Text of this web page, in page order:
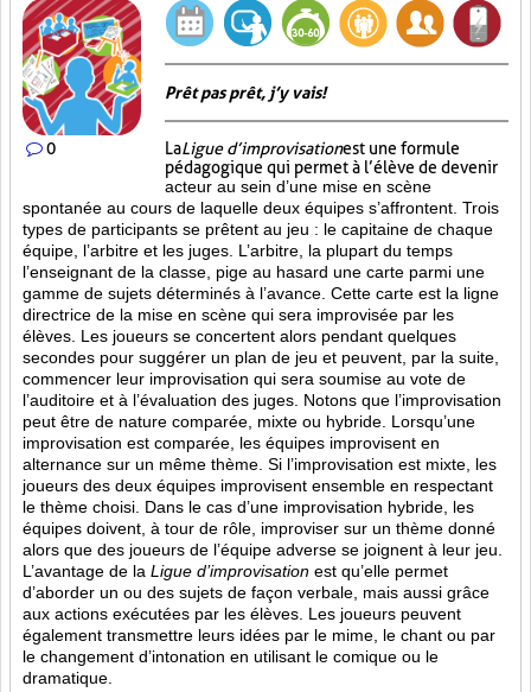
0
Prêt pas prêt, j’y vais!
LaLigue d’improvisationest une formule
pédagogique qui permet à l’élève de devenir
acteur au sein d’une mise en scène
spontanée au cours de laquelle deux équipes s’affrontent. Trois
types de participants se prêtent au jeu : le capitaine de chaque
équipe, l’arbitre et les juges. L’arbitre, la plupart du temps
l’enseignant de la classe, pige au hasard une carte parmi une
gamme de sujets déterminés à l’avance. Cette carte est la ligne
directrice de la mise en scène qui sera improvisée par les
élèves. Les joueurs se concertent alors pendant quelques
secondes pour suggérer un plan de jeu et peuvent, par la suite,
commencer leur improvisation qui sera soumise au vote de
l’auditoire et à l’évaluation des juges. Notons que l’improvisation
peut être de nature comparée, mixte ou hybride. Lorsqu’une
improvisation est comparée, les équipes improvisent en
alternance sur un même thème. Si l’improvisation est mixte, les
joueurs des deux équipes improvisent ensemble en respectant
le thème choisi. Dans le cas d’une improvisation hybride, les
équipes doivent, à tour de rôle, improviser sur un thème donné
alors que des joueurs de l’équipe adverse se joignent à leur jeu.
L’avantage de la Ligue d’improvisation est qu’elle permet
d’aborder un ou des sujets de façon verbale, mais aussi grâce
aux actions exécutées par les élèves. Les joueurs peuvent
également transmettre leurs idées par le mime, le chant ou par
le changement d’intonation en utilisant le comique ou le
dramatique.